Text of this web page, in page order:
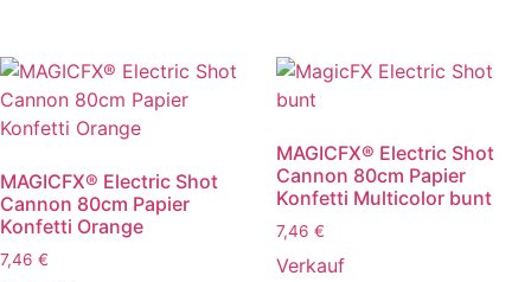
MAGICFX® Electric Shot
Cannon 80cm Papier
Konfetti Orange
7,46 €
MAGICFX® Electric Shot
Cannon 80cm Papier
Konfetti Multicolor bunt
7,46 €
Verkauf